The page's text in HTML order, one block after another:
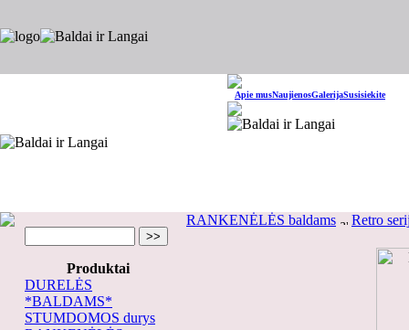
Apie musNaujienosGalerijaSusisiekite
Produktai
DURELĖS
*BALDAMS*
STUMDOMOS durys
RANKENĖLĖS baldams Retro